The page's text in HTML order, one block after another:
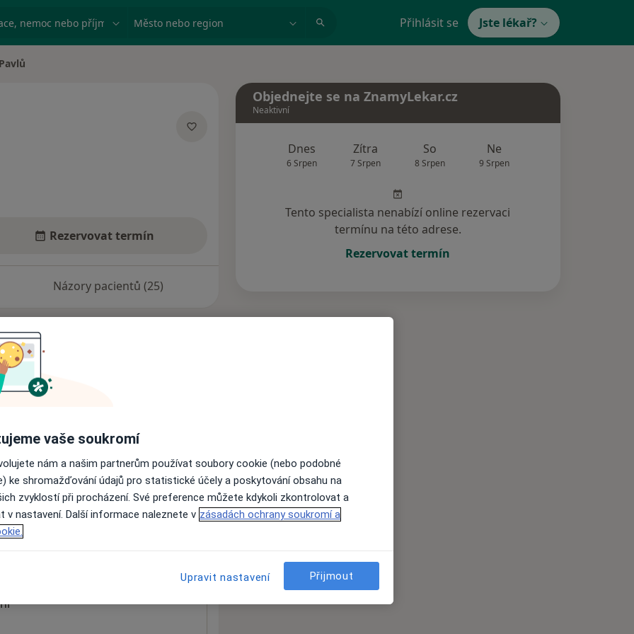
nemoc nebo příjmení Město nebo region Přihlásit se Jste lékař?
Rezervovat termín
Názory pacientů (25)
nejsou k dispozici
informace o svých službách.
a.s.
Objednejte se na ZnamyLekar.cz
Neaktivní
Dnes
6 Srpen
Zítra
7 Srpen
So
8 Srpen
Ne
9 Srpen
Tento specialista nenabízí online rezervaci
termínu na této adrese.
Rezervovat termín
vaše soukromí
nám a našim partnerům používat soubory cookie (nebo podobné
ke shromažďování údajů pro statistické účely a poskytování obsahu na
zvyklostí při procházení. Své preference můžete kdykoli zkontrolovat a
v nastavení. Další informace naleznete v zásadách ochrany soukromí a
Upravit nastavení Přijmout